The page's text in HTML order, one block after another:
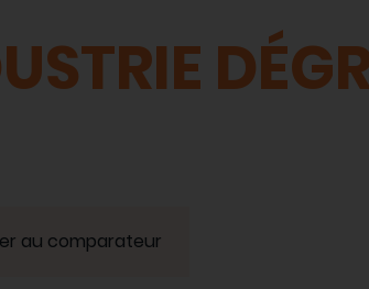
au comparateur